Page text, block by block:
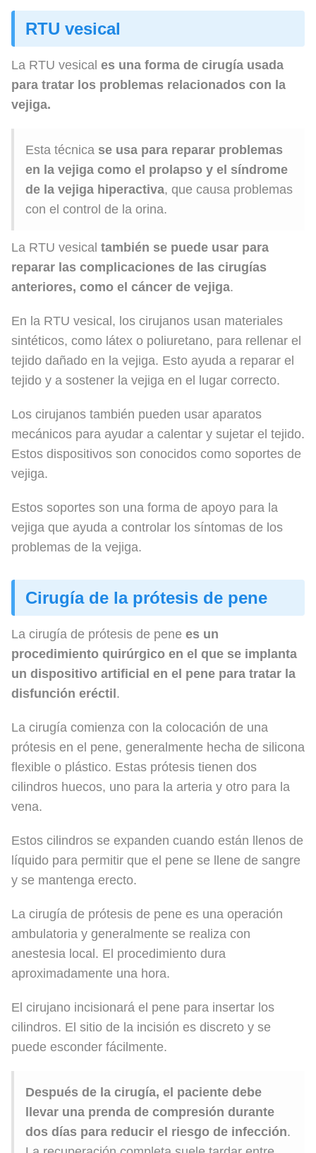
RTU vesical
La RTU vesical es una forma de cirugía usada
para tratar los problemas relacionados con la
vejiga.
Esta técnica se usa para reparar problemas
en la vejiga como el prolapso y el síndrome
de la vejiga hiperactiva, que causa problemas
con el control de la orina.
La RTU vesical también se puede usar para
reparar las complicaciones de las cirugías
anteriores, como el cáncer de vejiga.
En la RTU vesical, los cirujanos usan materiales
sintéticos, como látex o poliuretano, para rellenar el
tejido dañado en la vejiga. Esto ayuda a reparar el
tejido y a sostener la vejiga en el lugar correcto.
Los cirujanos también pueden usar aparatos
mecánicos para ayudar a calentar y sujetar el tejido.
Estos dispositivos son conocidos como soportes de
vejiga.
Estos soportes son una forma de apoyo para la
vejiga que ayuda a controlar los síntomas de los
problemas de la vejiga.
Cirugía de la prótesis de pene
La cirugía de prótesis de pene es un
procedimiento quirúrgico en el que se implanta
un dispositivo artificial en el pene para tratar la
disfunción eréctil .
La cirugía comienza con la colocación de una
prótesis en el pene, generalmente hecha de silicona
flexible o plástico. Estas prótesis tienen dos
cilindros huecos, uno para la arteria y otro para la
vena.
Estos cilindros se expanden cuando están llenos de
líquido para permitir que el pene se llene de sangre
y se mantenga erecto.
La cirugía de prótesis de pene es una operación
ambulatoria y generalmente se realiza con
anestesia local. El procedimiento dura
aproximadamente una hora.
El cirujano incisionará el pene para insertar los
cilindros. El sitio de la incisión es discreto y se
puede esconder fácilmente.
Después de la cirugía, el paciente debe
llevar una prenda de compresión durante
dos días para reducir el riesgo de infección.